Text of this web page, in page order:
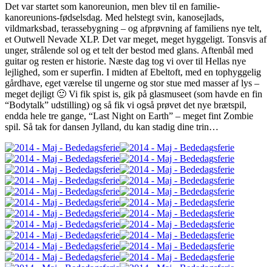
Det var startet som kanoreunion, men blev til en familie-
kanoreunions-fødselsdag. Med helstegt svin, kanosejlads,
vildmarksbad, terassebygning – og afprøvning af familiens nye telt,
et Outwell Nevade XLP. Det var meget, meget hyggeligt. Tonsvis af
unger, strålende sol og et telt der bestod med glans. Aftenbål med
guitar og resten er historie. Næste dag tog vi over til Hellas nye
lejlighed, som er superfin. I midten af Ebeltoft, med en tophyggelig
gårdhave, eget værelse til ungerne og stor stue med masser af lys –
meget dejligt 🙂 Vi fik spist is, gik på glasmuseet (som havde en fin
“Bodytalk” udstilling) og så fik vi også prøvet det nye brætspil,
endda hele tre gange, “Last Night on Earth” – meget fint Zombie
spil. Så tak for dansen Jylland, du kan stadig dine trin…